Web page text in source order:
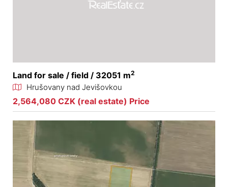
Land for sale / field / 32051 m2
Hrušovany nad Jevišovkou
2,564,080 CZK (real estate) Price